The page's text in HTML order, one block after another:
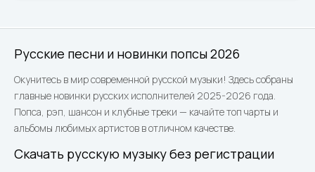
Русские песни и новинки попсы 2026
Окунитесь в мир современной русской музыки! Здесь собраны
главные новинки русских исполнителей 2025-2026 года.
Попса, рэп, шансон и клубные треки — качайте топ чарты и
альбомы любимых артистов в отличном качестве.
Скачать русскую музыку без регистрации